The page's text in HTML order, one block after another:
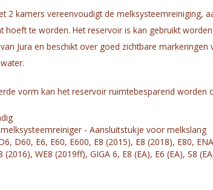
2 kamers vereenvoudigt de melksysteemreiniging,
hoeft te worden. Het reservoir is kan gebruikt
Jura en beschikt over goed zichtbare markeringen
vorm kan het reservoir ruimtebesparend worden
- Aansluitstukje voor melkslang
D60, E6, E60, E600, E8 (2015), E8 (2018), E80,
(2016), WE8 (2019ff), GIGA 6, E8 (EA), E6 (EA), S8